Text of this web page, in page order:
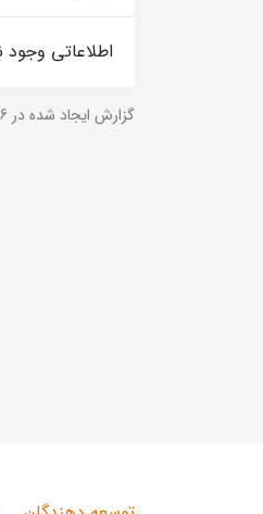
اطلاعاتی وجود
گزارش ایجاد شده در 2026-08-08 ساعت 12:15:55 (UTC +03:30).